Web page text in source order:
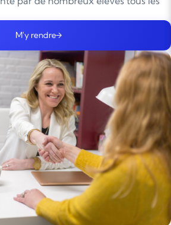
M'y rendre